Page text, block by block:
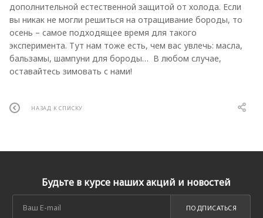
дополнительной естественной защитой от холода. Если
вы никак не могли решиться на отращивание бороды, то
осень – самое подходящее время для такого
эксперимента. Тут нам тоже есть, чем вас увлечь: масла,
бальзамы, шампуни для бороды… В любом случае,
оставайтесь зимовать с нами!
НАЗАД К СПИСКУ
Будьте в курсе наших акций и новостей
ПОДПИСАТЬСЯ